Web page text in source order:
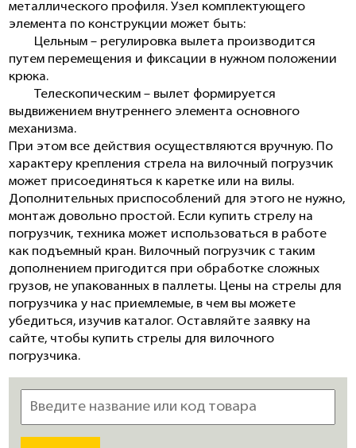
металлического профиля. Узел комплектующего
элемента по конструкции может быть:
Цельным – регулировка вылета производится
путем перемещения и фиксации в нужном положении
крюка.
Телескопическим – вылет формируется
выдвижением внутреннего элемента основного
механизма.
При этом все действия осуществляются вручную. По
характеру крепления стрела на вилочный погрузчик
может присоединяться к каретке или на вилы.
Дополнительных приспособлений для этого не нужно,
монтаж довольно простой. Если купить стрелу на
погрузчик, техника может использоваться в работе
как подъемный кран. Вилочный погрузчик с таким
дополнением пригодится при обработке сложных
грузов, не упакованных в паллеты. Цены на стрелы для
погрузчика у нас приемлемые, в чем вы можете
убедиться, изучив каталог. Оставляйте заявку на
сайте, чтобы купить стрелы для вилочного
погрузчика.